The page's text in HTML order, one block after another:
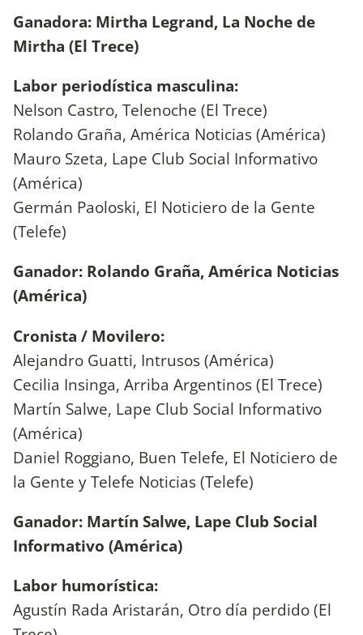
Ganadora: Mirtha Legrand, La Noche de
Mirtha (El Trece)
Labor periodística masculina:
Nelson Castro, Telenoche (El Trece)
Rolando Graña, América Noticias (América)
Mauro Szeta, Lape Club Social Informativo
(América)
Germán Paoloski, El Noticiero de la Gente
(Telefe)
Ganador: Rolando Graña, América Noticias
(América)
Cronista / Movilero:
Alejandro Guatti, Intrusos (América)
Cecilia Insinga, Arriba Argentinos (El Trece)
Martín Salwe, Lape Club Social Informativo
(América)
Daniel Roggiano, Buen Telefe, El Noticiero de
la Gente y Telefe Noticias (Telefe)
Ganador: Martín Salwe, Lape Club Social
Informativo (América)
Labor humorística:
Agustín Rada Aristarán, Otro día perdido (El